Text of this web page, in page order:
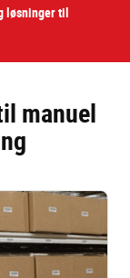
løsninger til
manuel